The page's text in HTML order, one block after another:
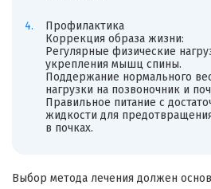
Профилактика
Коррекция образа жизни:
Регулярные физические
укрепления мышц спины.
Поддержание нормального
нагрузки на позвоночник и
Правильное питание с
жидкости для
в почках.
Выбор метода лечения должен